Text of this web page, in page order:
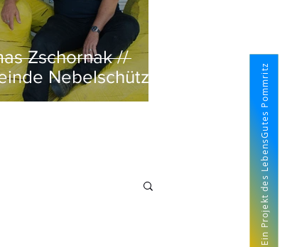
Ein Projekt des LebensGutes Pommritz
Zschornak //
Nebelschütz